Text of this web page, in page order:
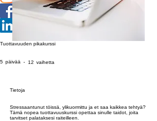
Tuottavuuden pikakurssi
5 päivää 5 päivää
12 vaihetta
Tietoja
Stressaantunut töissä, ylikuormittu ja et saa kaikkea tehtyä?
Tämä nopea tuottavuuskurssi opettaa sinulle taidot, joita
tarvitset palataksesi raiteilleen.